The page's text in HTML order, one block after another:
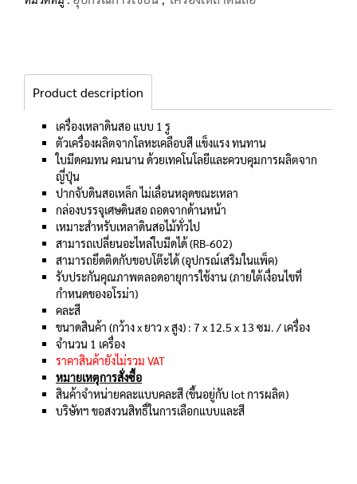
Product description
เครื่องเหลาดินสอ แบบ 1 รู
ตัวเครื่องผลิตจากโลหะเคลือบสี แข็งแรง ทนทาน
ใบมีดคมทน คมนาน ด้วยเทคโนโลยีและควบคุมการผลิตจาก
ญี่ปุ่น
ปากจับดินสอเหล็ก ไม่เลื่อนหลุดขณะเหลา
กล่องบรรจุเศษดินสอ ถอดจากด้านหน้า
เหมาะสำหรับเหลาดินสอไม้ทั่วไป
สามารถเปลี่ยนอะไหล่ใบมีดได้ (RB-602)
สามารถยึดติดกับขอบโต๊ะได้ (อุปกรณ์เสริมในแพ็ค)
รับประกันคุณภาพตลอดอายุการใช้งาน (ภายใต้เงื่อนไขที่
กำหนดของอโรม่า)
คละสี
ขนาดสินค้า (กว้าง x ยาว x สูง) : 7 x 12.5 x 13 ซม. / เครื่อง
จำนวน 1 เครื่อง
ราคาสินค้ายังไม่รวม VAT
หมายเหตุการสั่งซื้อ
สินค้าจำหน่ายคละแบบคละสี (ขึ้นอยู่กับ lot การผลิต)
บริษัทฯ ขอสงวนสิทธิ์ในการเลือกแบบและสี